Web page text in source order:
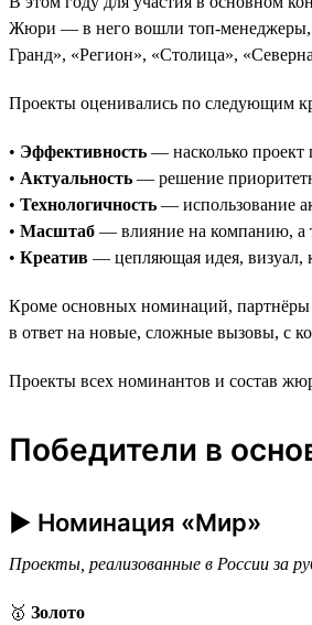
Жюри — в него вошли топ-менеджеры,
Гранд», «Регион», «Столица»,
Проекты оценивались по следующим
• Эффективность — насколько проект
• Актуальность — решение
• Технологичность — использование
• Масштаб — влияние на компанию, а
• Креатив — цепляющая идея, визуал,
Кроме основных номинаций,
в ответ на новые, сложные вызовы, с
Проекты всех номинантов и состав
Победители в
► Номинация «Мир»
Проекты, реализованные в России за
🥇 Золото